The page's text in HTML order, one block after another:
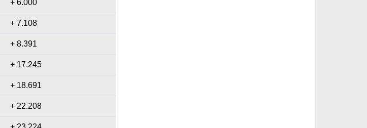
+ 6.000
+ 7.108
+ 8.391
+ 17.245
+ 18.691
+ 22.208